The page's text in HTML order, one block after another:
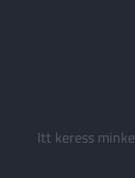
Itt keress